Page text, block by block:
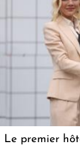
Le premier